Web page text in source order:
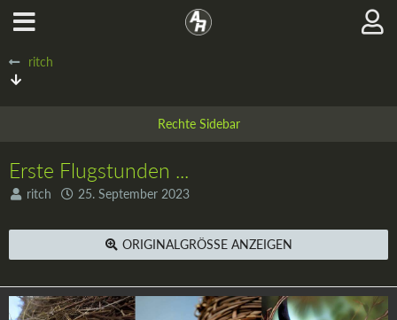
ritch
Erste Flugstunden ...
ritch 25. September 2023
ORIGINALGRÖSSE ANZEIGEN